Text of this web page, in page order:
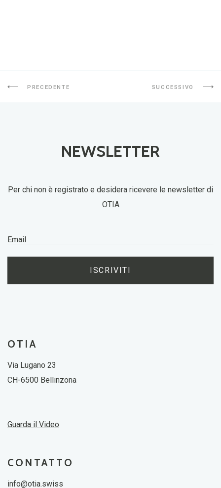
PRECEDENTE SUCCESSIVO
NEWSLETTER
Per chi non è registrato e desidera ricevere le newsletter di
OTIA
ISCRIVITI
OTIA
Via Lugano 23
CH-6500 Bellinzona
Guarda il Video
CONTATTO
info@otia.swiss